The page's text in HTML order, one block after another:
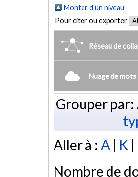
Monter d'un niveau
Pour citer ou exporter
Réseau de
Nuage de mots
Grouper par:
Aller à : A | K |
Nombre de